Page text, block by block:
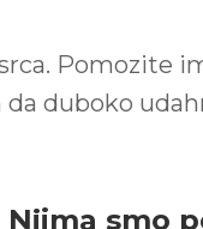
Pomozite
duboko
smo